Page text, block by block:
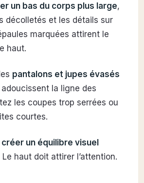
un bas du corps plus large,
décolletés et les détails sur
marquées attirent le
haut.
pantalons et jupes évasés
adoucissent la ligne des
les coupes trop serrées ou
courtes.
créer un équilibre visuel
Le haut doit attirer l’attention.